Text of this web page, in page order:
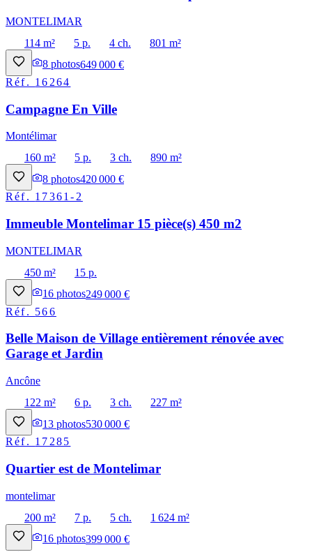
MONTELIMAR
114 m²
5 p. 4 ch.
801 m²
8 photos649 000 €
Réf. 16264
Campagne En Ville
Montélimar
160 m²
5 p. 3 ch.
890 m²
8 photos420 000 €
Réf. 17361-2
Immeuble Montelimar 15 pièce(s) 450 m2
MONTELIMAR
450 m²
15 p.
16 photos249 000 €
Réf. 566
Belle Maison de Village entièrement rénovée avec
Garage et Jardin
Ancône
122 m²
6 p. 3 ch.
227 m²
13 photos530 000 €
Réf. 17285
Quartier est de Montelimar
montelimar
200 m²
7 p. 5 ch.
1 624 m²
16 photos399 000 €